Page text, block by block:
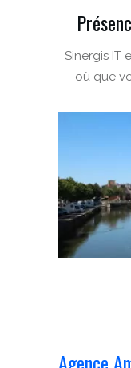
Sinergis IT
où que